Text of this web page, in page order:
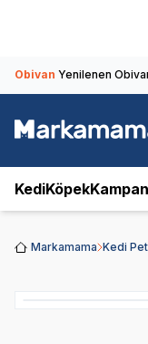
Obivan Yenilenen
KediKöpek
Markamama Kedi